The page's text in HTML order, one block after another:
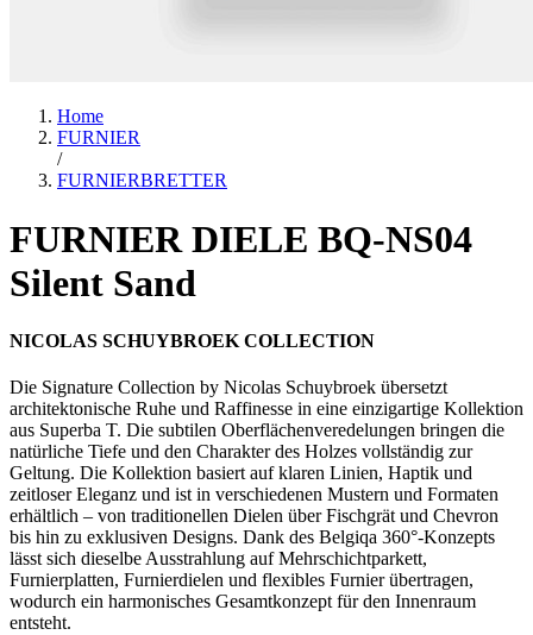
Home
FURNIER
/
FURNIERBRETTER
FURNIER DIELE BQ-NS04
Silent Sand
NICOLAS SCHUYBROEK COLLECTION
Die Signature Collection by Nicolas Schuybroek übersetzt
architektonische Ruhe und Raffinesse in eine einzigartige Kollektion
aus Superba T. Die subtilen Oberflächenveredelungen bringen die
natürliche Tiefe und den Charakter des Holzes vollständig zur
Geltung. Die Kollektion basiert auf klaren Linien, Haptik und
zeitloser Eleganz und ist in verschiedenen Mustern und Formaten
erhältlich – von traditionellen Dielen über Fischgrät und Chevron
bis hin zu exklusiven Designs. Dank des Belgiqa 360°-Konzepts
lässt sich dieselbe Ausstrahlung auf Mehrschichtparkett,
Furnierplatten, Furnierdielen und flexibles Furnier übertragen,
wodurch ein harmonisches Gesamtkonzept für den Innenraum
entsteht.